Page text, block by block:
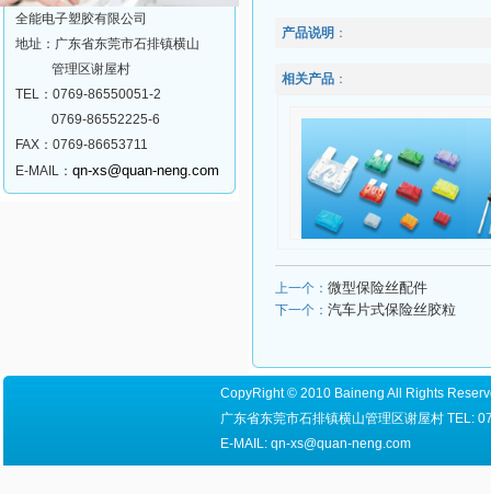
全能电子塑胶有限公司
地址：广东省东莞市石排镇横山
管理区谢屋村
TEL：0769-86550051-2
0769-86552225-6
FAX：0769-86653711
E-MAIL： qn-xs@quan-neng.com
产品说明 ：
相关产品：
上一个： 微型保险丝配件
下一个： 汽车片式保险丝胶粒
CopyRight © 2010 Baineng All Rights
广东省东莞市石排镇横山管理区谢屋村 TEL:
E-MAIL: qn-xs@quan-neng.com